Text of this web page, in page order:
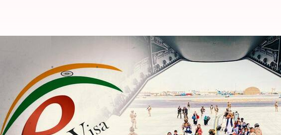
भारत ने अफगानी नागरिकों के लिए अनिवार्य
भारत शर्मा Aug 25, 2021 02:39 pm
क्या है खबर?
तालिबान के कब्जे के बाद अफगानिस्तान में बिगड़े हालातों को देखते हुए
अब अफगानिस्तान से भारत आने वाले अफगानी नागरिकों को आवश्यक रूप से